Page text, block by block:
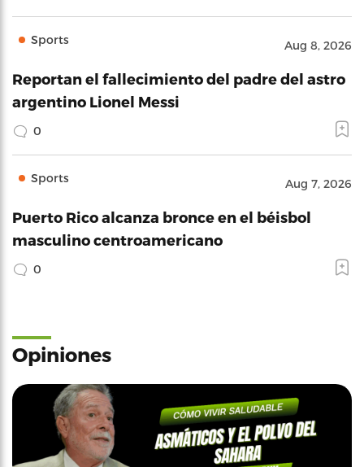
Sports Aug 8, 2026
Reportan el fallecimiento del padre del astro
argentino Lionel Messi
0
Sports Aug 7, 2026
Puerto Rico alcanza bronce en el béisbol
masculino centroamericano
0
Opiniones